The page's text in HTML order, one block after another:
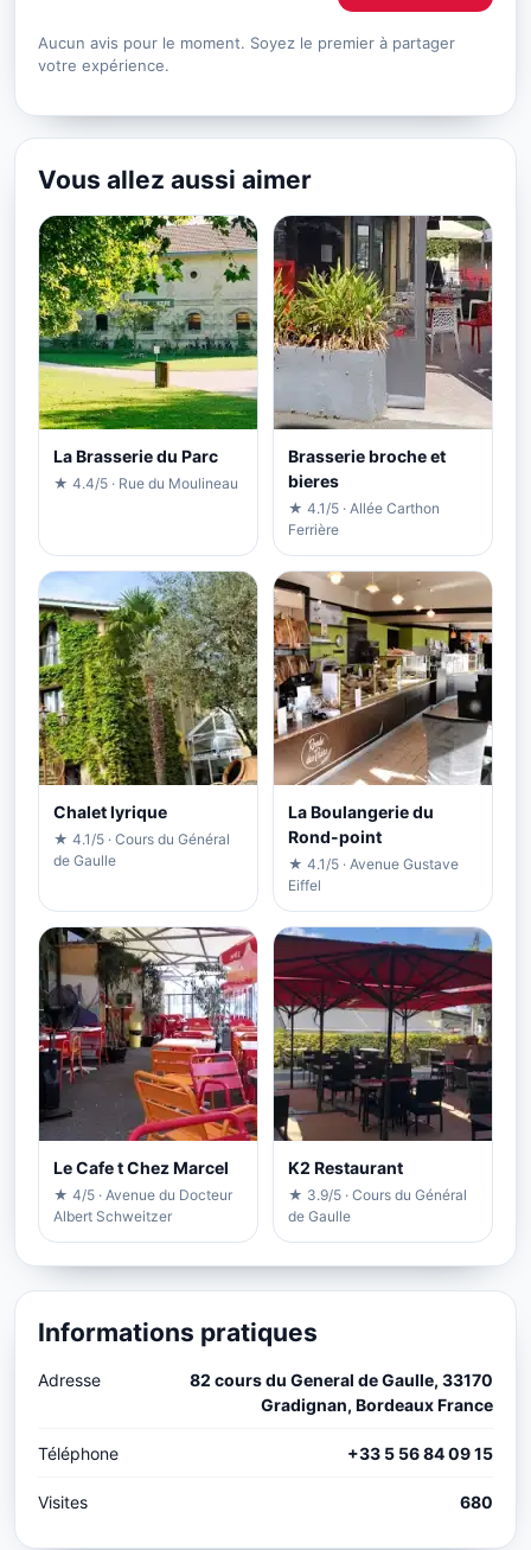
Aucun avis pour le moment. Soyez le premier à partager
votre expérience.
Vous allez aussi aimer
La Brasserie du Parc
★ 4.4/5 · Rue du Moulineau
Brasserie broche et
bieres
★ 4.1/5 · Allée Carthon
Ferrière
Chalet lyrique
★ 4.1/5 · Cours du Général
de Gaulle
La Boulangerie du
Rond-point
★ 4.1/5 · Avenue Gustave
Eiffel
Le Cafe t Chez Marcel
★ 4/5 · Avenue du Docteur
Albert Schweitzer
K2 Restaurant
★ 3.9/5 · Cours du Général
de Gaulle
Informations pratiques
Adresse
82 cours du General de Gaulle, 33170
Gradignan, Bordeaux France
Téléphone +33 5 56 84 09 15
Visites 680